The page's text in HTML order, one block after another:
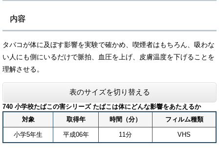
内容
タバコが体に及ぼす影響を実験で確かめ、喫煙者はもちろん、吸わな
い人にも側にいるだけで脈拍、血圧を上げ、皮膚温度を下げることを
理解させる。
表のサイズを切り替える
740 小学校たばこの害シリーズ たばこは体にどんな影響をあたえるか
対象
取得年 時間（分） フィルム種類
小学5年生 平成06年 11分 VHS